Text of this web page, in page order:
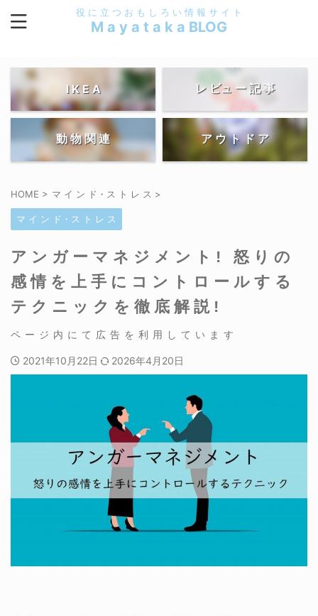
役 に 立 つ お も し ろ い 情 報 サ イ ト
M a y a t a k a BLOG
I K E A レ ビュ ー 記 事
動 物 関 連 ア ウ ト ド ア
HOME > マ イ ン ド・ス ト レ ス >
マ イ ン ド・ス ト レ ス
アンガーマネジメント! 怒りの
感情を上手にコントロールする
テクニックを徹底解説!
2021年10月22日 2026年4月20日